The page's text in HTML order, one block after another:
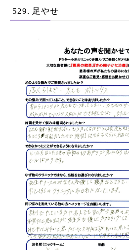
529. 足やせ